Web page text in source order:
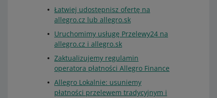
Łatwiej udostępnisz ofertę na
allegro.cz lub allegro.sk
Uruchomimy usługę Przelewy24 na
allegro.cz i allegro.sk
Zaktualizujemy regulamin
operatora płatności Allegro Finance
Allegro Lokalnie: usuniemy
płatności przelewem tradycyjnym i